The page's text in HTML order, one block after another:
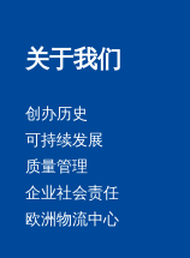
关于我们
创办历史
可持续发展
质量管理
企业社会责任
欧洲物流中心